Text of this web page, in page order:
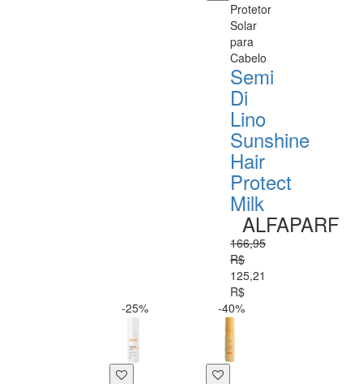
Protetor
Solar
para
Cabelo
Semi
Di
Lino
Sunshine
Hair
Protect
Milk
ALFAPARF
166,95
R$
125,21
R$
-25%
-40%